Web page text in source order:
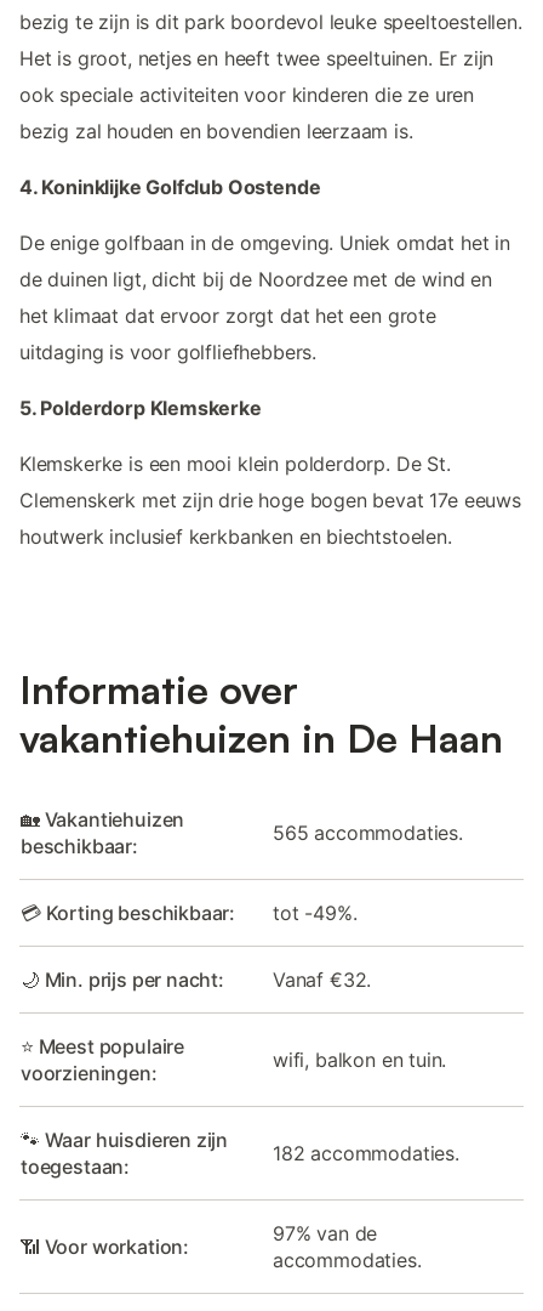
bezig te zijn is dit park boordevol leuke speeltoestellen.
Het is groot, netjes en heeft twee speeltuinen. Er zijn
ook speciale activiteiten voor kinderen die ze uren
bezig zal houden en bovendien leerzaam is.
4. Koninklijke Golfclub Oostende
De enige golfbaan in de omgeving. Uniek omdat het in
de duinen ligt, dicht bij de Noordzee met de wind en
het klimaat dat ervoor zorgt dat het een grote
uitdaging is voor golfliefhebbers.
5. Polderdorp Klemskerke
Klemskerke is een mooi klein polderdorp. De St.
Clemenskerk met zijn drie hoge bogen bevat 17e eeuws
houtwerk inclusief kerkbanken en biechtstoelen.
Informatie over
vakantiehuizen in De Haan
🏡 Vakantiehuizen
beschikbaar:
565 accommodaties.
💳 Korting beschikbaar: tot -49%.
🌙 Min. prijs per nacht: Vanaf €32.
⭐ Meest populaire
voorzieningen:
wifi, balkon en tuin.
🐾 Waar huisdieren zijn
toegestaan:
182 accommodaties.
📶 Voor workation:
97% van de
accommodaties.